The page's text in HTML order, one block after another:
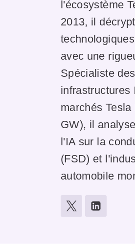
l'écosystème
2013, il
avec une
Spécialiste des
infrastructures
marchés
GW), il
l'IA sur la
(FSD) et
automobile